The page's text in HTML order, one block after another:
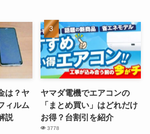
は？ヤ
ィルム
説
ヤマダ電機でエアコンの
「まとめ買い」はどれだけ
お得？台割引を紹介
3778